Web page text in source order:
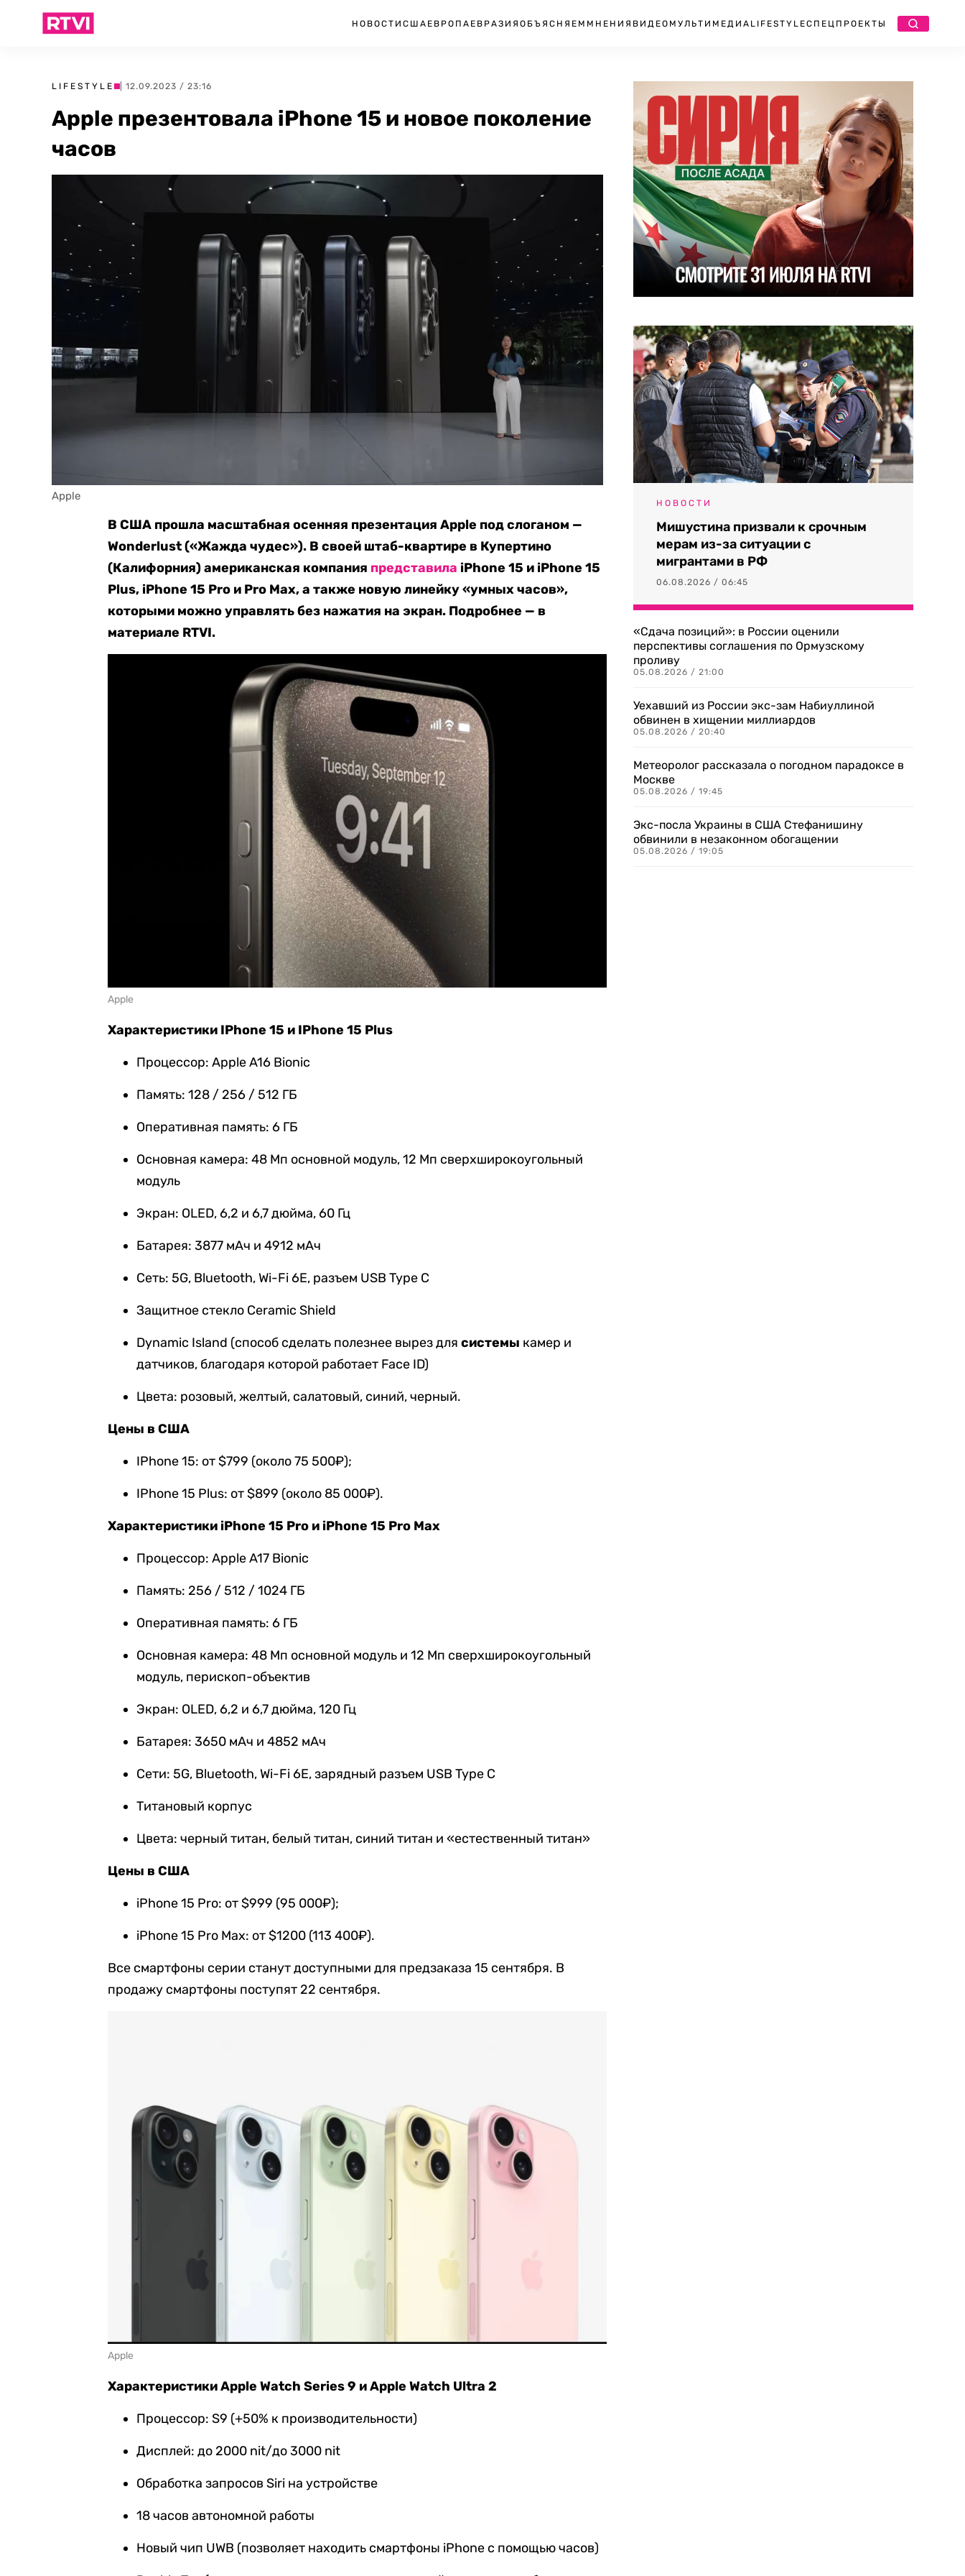
НОВОСТИ США ЕВРОПА ЕВРАЗИЯ ОБЪЯСНЯЕМ МНЕНИЯ ВИДЕО МУЛЬТИМЕДИА LIFESTYLEСПЕЦПРОЕКТЫ
LIFESTYLE | 12.09.2023 / 23:16
Apple презентовала iPhone 15 и новое поколение
часов
Apple
В США прошла масштабная осенняя презентация Apple под слоганом —
Wonderlust («Жажда чудес»). В своей штаб-квартире в Купертино
(Калифорния) американская компания представила iPhone 15 и iPhone 15
Plus, iPhone 15 Pro и Pro Max, а также новую линейку «умных часов»,
которыми можно управлять без нажатия на экран. Подробнее — в
материале RTVI.
Apple
Характеристики IPhone 15 и IPhone 15 Plus
Процессор: Apple A16 Bionic
Память: 128 / 256 / 512 ГБ
Оперативная память: 6 ГБ
Основная камера: 48 Мп основной модуль, 12 Мп сверхширокоугольный
модуль
Экран: OLED, 6,2 и 6,7 дюйма, 60 Гц
Батарея: 3877 мАч и 4912 мАч
Сеть: 5G, Bluetooth, Wi-Fi 6E, разъем USB Type C
Защитное стекло Ceramic Shield
Dynamic Island (способ сделать полезнее вырез для системы камер и
датчиков, благодаря которой работает Face ID)
Цвета: розовый, желтый, салатовый, синий, черный.
Цены в США
IPhone 15: от $799 (около 75 500₽);
IPhone 15 Plus: от $899 (около 85 000₽).
Характеристики iPhone 15 Pro и iPhone 15 Pro Max
Процессор: Apple A17 Bionic
Память: 256 / 512 / 1024 ГБ
Оперативная память: 6 ГБ
Основная камера: 48 Мп основной модуль и 12 Мп сверхширокоугольный
модуль, перископ-объектив
Экран: OLED, 6,2 и 6,7 дюйма, 120 Гц
Батарея: 3650 мАч и 4852 мАч
Сети: 5G, Bluetooth, Wi-Fi 6E, зарядный разъем USB Type C
Титановый корпус
Цвета: черный титан, белый титан, синий титан и «естественный титан»
Цены в США
iPhone 15 Pro: от $999 (95 000₽);
iPhone 15 Pro Max: от $1200 (113 400₽).
Все смартфоны серии станут доступными для предзаказа 15 сентября. В
продажу смартфоны поступят 22 сентября.
Apple
Характеристики Apple Watch Series 9 и Apple Watch Ultra 2
Процессор: S9 (+50% к производительности)
Дисплей: до 2000 nit/до 3000 nit
Обработка запросов Siri на устройстве
18 часов автономной работы
Новый чип UWB (позволяет находить смартфоны iPhone с помощью часов)
НОВОСТИ
Мишустина призвали к срочным
мерам из-за ситуации с
мигрантами в РФ
06.08.2026 / 06:45
«Сдача позиций»: в России оценили
перспективы соглашения по Ормузскому
проливу
05.08.2026 / 21:00
Уехавший из России экс-зам Набиуллиной
обвинен в хищении миллиардов
05.08.2026 / 20:40
Метеоролог рассказала о погодном парадоксе в
Москве
05.08.2026 / 19:45
Экс-посла Украины в США Стефанишину
обвинили в незаконном обогащении
05.08.2026 / 19:05